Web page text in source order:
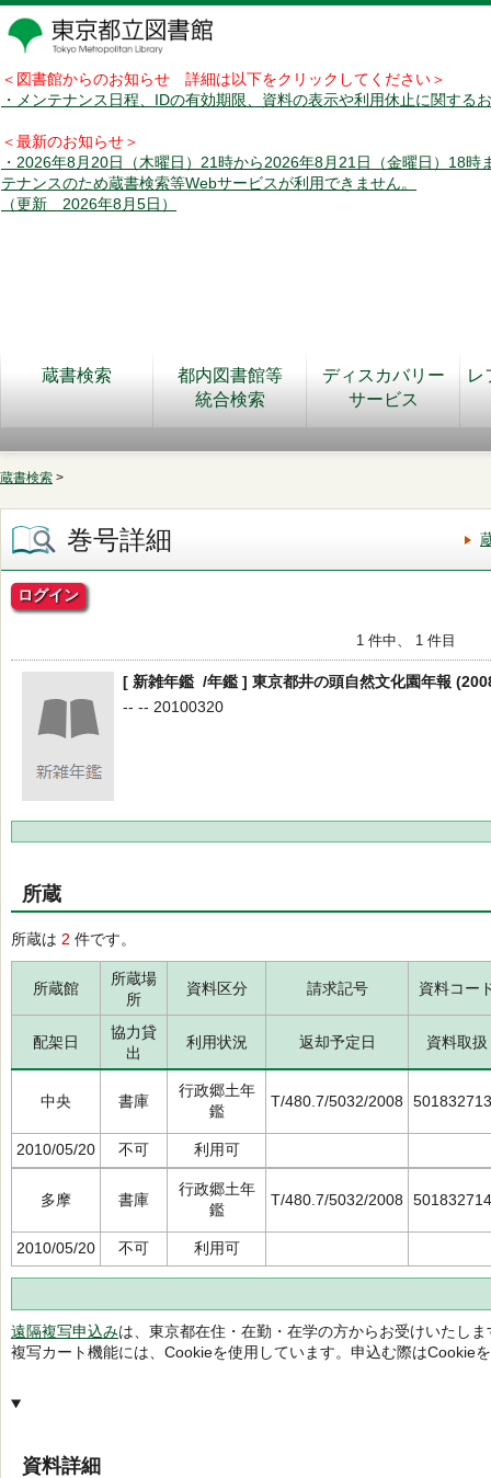
＜図書館からのお知らせ 詳細は以下をクリックしてください＞
・メンテナンス日程、IDの有効期限、資料の表示や利用休止に関する
＜最新のお知らせ＞
・2026年8月20日（木曜日）21時から2026年8月21日（金曜日）18時
テナンスのため蔵書検索等Webサービスが利用できません。
（更新 2026年8月5日）
蔵書検索
都内図書館等
統合検索
ディスカバリー
サービス
レ
蔵書検索 >
巻号詳細
ログイン
1 件中、 1 件目
[ 新雑年鑑 /年鑑 ] 東京都井の頭自然文化園年報
-- -- 20100320
所蔵
所蔵は 2 件です。
所蔵館
所蔵場
所
資料区分 請求記号 資料コー
配架日
協力貸
出
利用状況 返却予定日 資料取扱
中央 書庫
行政郷土年
鑑
T/480.7/5032/2008
2010/05/20 不可 利用可
多摩 書庫
行政郷土年
鑑
T/480.7/5032/2008
2010/05/20 不可 利用可
遠隔複写申込みは、東京都在住・在勤・在学の方からお受けいたしま
複写カート機能には、Cookieを使用しています。申込む際はCookie
資料詳細